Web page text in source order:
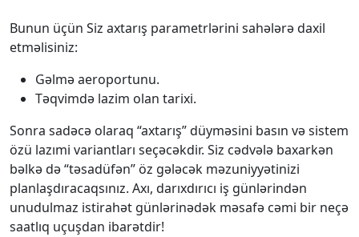
Bunun üçün Siz axtarış parametrlərini sahələrə daxil
etməlisiniz:
Gəlmə aeroportunu.
Təqvimdə lazim olan tarixi.
Sonra sadəcə olaraq “axtarış” düyməsini basın və sistem
özü lazımi variantları seçəcəkdir. Siz cədvələ baxarkən
bəlkə də “təsadüfən” öz gələcək məzuniyyətinizi
planlaşdıracaqsınız. Axı, darıxdırıcı iş günlərindən
unudulmaz istirahət günlərinədək məsafə cəmi bir neçə
saatlıq uçuşdan ibarətdir!